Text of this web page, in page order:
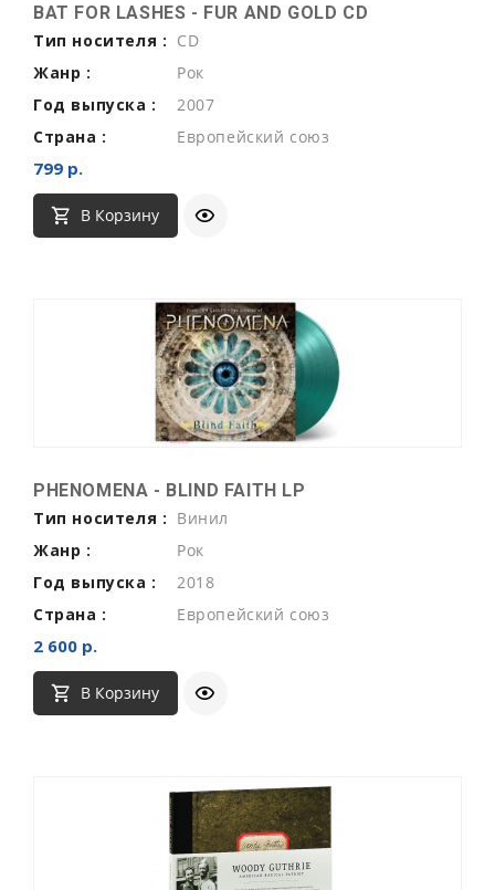
BAT FOR LASHES - FUR AND GOLD CD
Тип носителя : CD
Жанр :
Рок
Год выпуска :
2007
Страна :
Европейский союз
799 р.
В Корзину
PHENOMENA - BLIND FAITH LP
Тип носителя : Винил
Жанр :
Рок
Год выпуска :
2018
Страна :
Европейский союз
2 600 р.
В Корзину